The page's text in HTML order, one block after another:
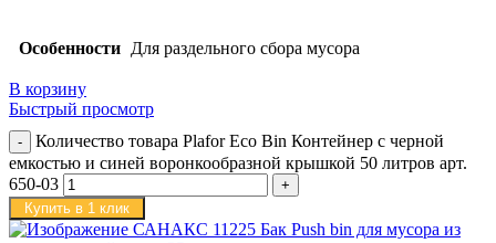
Особенности Для раздельного сбора мусора
В корзину
Быстрый просмотр
Количество товара Plafor Eco Bin Контейнер с черной
емкостью и синей воронкообразной крышкой 50 литров арт.
650-03
Купить в 1 клик